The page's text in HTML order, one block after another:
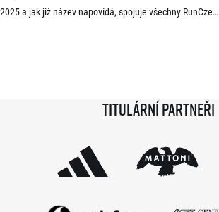
2025 a jak již název napovídá, spojuje všechny RunCzech
sezónu a od startu tak uběhlo teprve 18 měsíců,
Titulární partneři